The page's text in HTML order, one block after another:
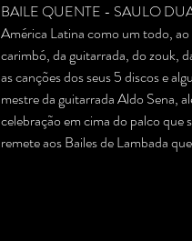
BAILE QUENTE - SAULO
América Latina como um todo,
carimbó, da guitarrada, do zouk,
as canções dos seus 5 discos e
mestre da guitarrada Aldo Sena,
celebração em cima do palco que
remete aos Bailes de Lambada